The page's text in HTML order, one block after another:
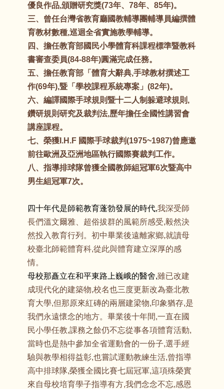
優良作品,頒贈研究獎(73年、78年、85年)。
三、曾任台灣省教育廳國教輔導團輔導員編撰體
育教材數種,巡迴全省實施教學輔導。
四、擔任教育部國民小學體育科課程標準暨教科
書審查委員(84-88年)圓滿完成任務。
五、擔任教育部「體育大辭典,手球教材撰述工
作(69年),暨「學校課程系統專案」(82年)。
六、編譯國際手球規則暨十二人制躲避球規則,
鑽研規則研究及裁判法,歷年擔任全國性講習會
講座課程。
七、榮獲I.H.F 國際手球裁判(1975~1987)曾應邀
前往歐洲及亞洲地區執行國際賽裁判工作。
八、指導排球隊曾獲全國教師組冠軍6次暨高中
男生組冠軍7次。
四十年代是師範教育蓬勃發展的時代,我深受師
長們溫文爾雅、超俗拔群的風範所感受,毅然決
然投入教育行列。初中畢業後遠離家鄉,就讀母
校臺北師範體育科,從此與體育建立深厚的感
情。
母校那矗立在和平東路上巍峨的醫舍,雖已改建
成現代化的建築物,校名也三度更新改為臺北教
育大學,但那原來紅磚的兩層建梁物,印象猶存,是
我們永遠懷念的地方。畢業後十年間,一直在國
民小學任教,課務之餘仍不忘從事各項體育活動,
當時也是熱中參加全省運動會的一份子,選手經
驗與教學相得益彰,也嘗試運動教練生活,曾指導
高中排球隊,榮獲全國比賽七屆冠軍,這項殊榮實
來自母校培育學子指導有方,我們念念不忘,感恩